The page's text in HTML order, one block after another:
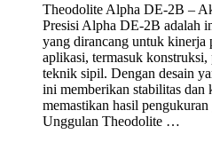
Theodolite Alpha DE-2B –
Presisi Alpha DE-2B adalah
yang dirancang untuk kinerja
aplikasi, termasuk
teknik sipil. Dengan desain
ini memberikan stabilitas dan
memastikan hasil
Unggulan Theodolite …